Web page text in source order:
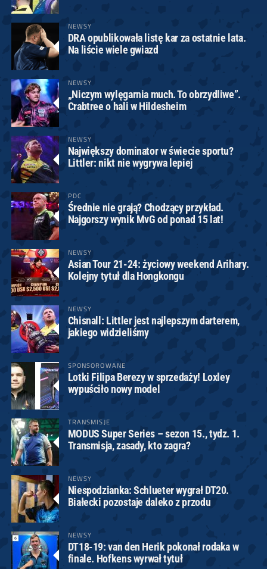
NEWSY
DRA opublikowała listę kar za ostatnie lata.
Na liście wiele gwiazd
NEWSY
„Niczym wylęgarnia much. To obrzydliwe”.
Crabtree o hali w Hildesheim
NEWSY
Największy dominator w świecie sportu?
Littler: nikt nie wygrywa lepiej
PDC
Średnie nie grają? Chodzący przykład.
Najgorszy wynik MvG od ponad 15 lat!
NEWSY
Asian Tour 21-24: życiowy weekend Arihary.
Kolejny tytuł dla Hongkongu
NEWSY
Chisnall: Littler jest najlepszym darterem,
jakiego widzieliśmy
SPONSOROWANE
Lotki Filipa Berezy w sprzedaży! Loxley
wypuściło nowy model
TRANSMISJE
MODUS Super Series – sezon 15., tydz. 1.
Transmisja, zasady, kto zagra?
NEWSY
Niespodzianka: Schlueter wygrał DT20.
Białecki pozostaje daleko z przodu
NEWSY
DT18-19: van den Herik pokonał rodaka w
finale. Hofkens wyrwał tytuł